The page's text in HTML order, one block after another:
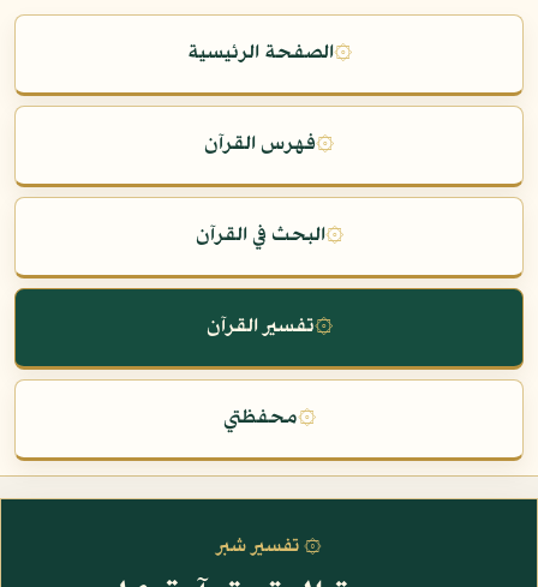
۞الصفحة الرئيسية
۞فهرس القرآن
۞البحث في القرآن
۞تفسير القرآن
۞محفظتي
۞ تفسير شبر